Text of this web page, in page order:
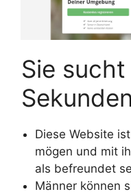
Sie sucht
Sekunden
Diese Website
mögen und mit
als befreundet
Männer können